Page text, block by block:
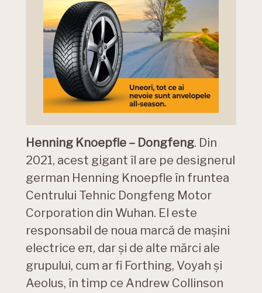
Henning Knoepfle – Dongfeng. Din
2021, acest gigant îl are pe designerul
german Henning Knoepfle în fruntea
Centrului Tehnic Dongfeng Motor
Corporation din Wuhan. El este
responsabil de noua marcă de mașini
electrice eπ, dar și de alte mărci ale
grupului, cum ar fi Forthing, Voyah și
Aeolus, în timp ce Andrew Collinson